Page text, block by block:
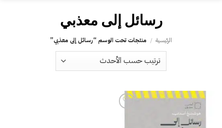
رسائل إلى معذبي
الرئيسية / منتجات تحت الوسم “رسائل إلى معذبي”